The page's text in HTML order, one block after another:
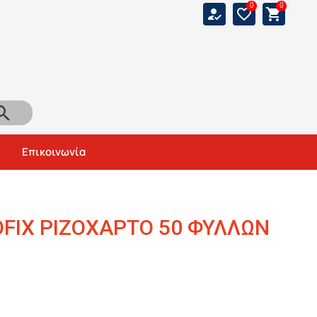
how_to_reg 0
favorite_border 0
shopping_cart
Αναζήτηση
Επικοινωνία
ΡΙΖΟΧΑΡΤΟ 50 ΦΥΛΛΩΝ